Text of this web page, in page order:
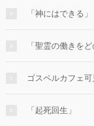
「神にはできる」
「聖霊の働きを
ゴスペルカフェ
「起死回生」